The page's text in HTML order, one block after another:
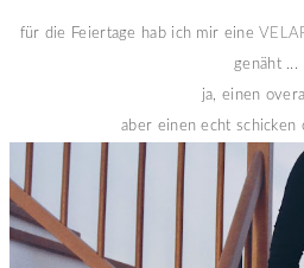
für die Feiertage hab ich mir eine
genäht ...
ja, einen
aber einen echt schicken